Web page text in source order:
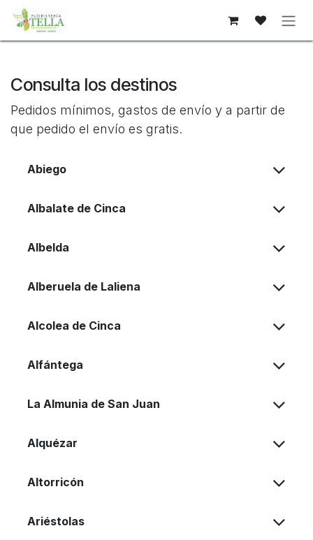
Преминете към съдържание
Consulta los destinos
Pedidos mínimos, gastos de envío y a partir de
que pedido el envío es gratis.
Abiego
Albalate de Cinca
Albelda
Alberuela de Laliena
Alcolea de Cinca
Alfántega
La Almunia de San Juan
Alquézar
Altorricón
Ariéstolas